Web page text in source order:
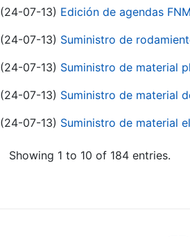
(24-07-13) Edición de agendas
(24-07-13) Suministro de
(24-07-13) Suministro de material
(24-07-13) Suministro de material
(24-07-13) Suministro de material
Showing 1 to 10 of 184 entries.